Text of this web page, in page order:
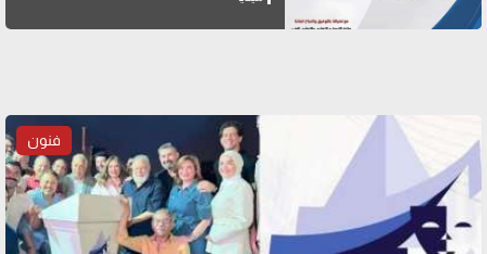
فنون